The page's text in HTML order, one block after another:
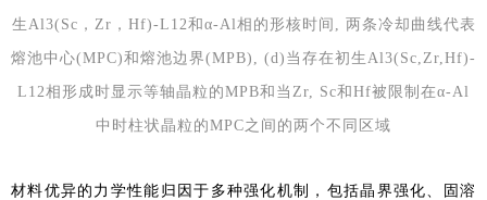
生Al3(Sc，Zr，Hf)-L12和α-Al相的形核时间, 两条冷却曲线代表
熔池中心(MPC)和熔池边界(MPB), (d)当存在初生Al3(Sc,Zr,Hf)-
L12相形成时显示等轴晶粒的MPB和当Zr, Sc和Hf被限制在α-Al
中时柱状晶粒的MPC之间的两个不同区域
材料优异的力学性能归因于多种强化机制，包括晶界强化、固溶